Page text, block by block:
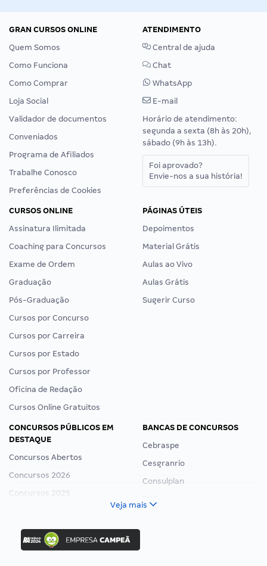
GRAN CURSOS ONLINE
Quem Somos
Como Funciona
Como Comprar
Loja Social
Validador de documentos
Conveniados
Programa de Afiliados
Trabalhe Conosco
Preferências de Cookies
ATENDIMENTO
Central de ajuda
Chat
WhatsApp
E-mail
Horário de atendimento:
segunda a sexta (8h às 20h),
sábado (9h às 13h).
Foi aprovado?
Envie-nos a sua história!
CURSOS ONLINE
Assinatura Ilimitada
Coaching para Concursos
Exame de Ordem
Graduação
Pós-Graduação
Cursos por Concurso
Cursos por Carreira
Cursos por Estado
Cursos por Professor
Oficina de Redação
Cursos Online Gratuitos
PÁGINAS ÚTEIS
Depoimentos
Material Grátis
Aulas ao Vivo
Aulas Grátis
Sugerir Curso
CONCURSOS PÚBLICOS EM
DESTAQUE
Concursos Abertos
Concursos 2026
Concursos 2025
Concurso Nacional Unificado
Concurso Ibama
Concurso MPU
BANCAS DE CONCURSOS
Cebraspe
Cesgranrio
Consulplan
Veja mais